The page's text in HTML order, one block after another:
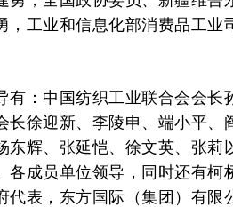
工业和信息化部消费品工业
有：中国纺织工业联合会会长
徐迎新、李陵申、端小平、
辉、张延恺、徐文英、张莉
各成员单位领导，同时还有柯
代表，东方国际（集团）有限